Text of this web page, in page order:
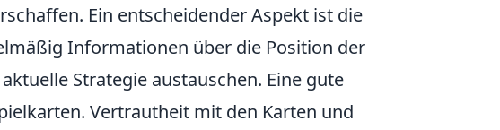
Ein entscheidender Aspekt ist die
Informationen über die Position der
Strategie austauschen. Eine gute
Vertrautheit mit den Karten und